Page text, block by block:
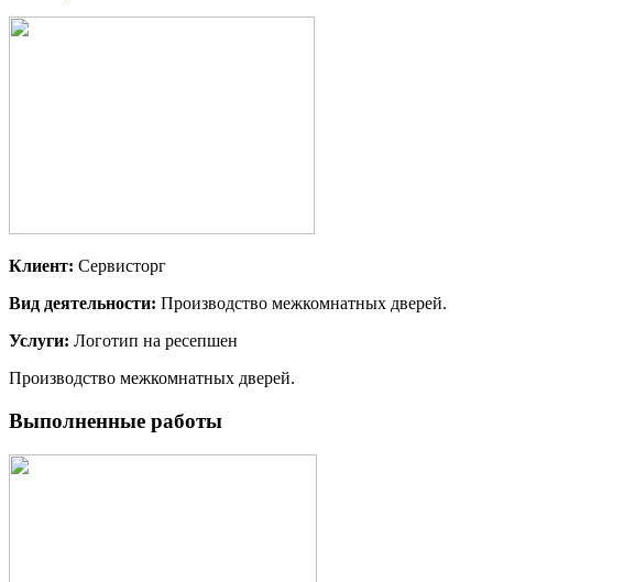
Клиент: Сервисторг
Вид деятельности: Производство межкомнатных дверей.
Услуги: Логотип на ресепшен
Производство межкомнатных дверей.
Выполненные работы